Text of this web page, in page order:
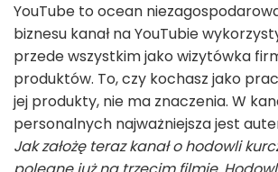
YouTube to ocean
biznesu kanał na YouTubie
przede wszystkim jako wizytówka
produktów. To, czy kochasz jako
jej produkty, nie ma znaczenia. W
personalnych najważniejsza jest
Jak założę teraz kanał o hodowli